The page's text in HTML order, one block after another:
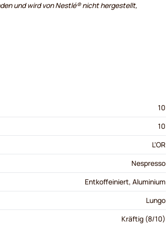
und wird von Nestlé® nicht hergestellt,
10
10
L'OR
Nespresso
Entkoffeiniert, Aluminium
Lungo
Kräftig (8/10)